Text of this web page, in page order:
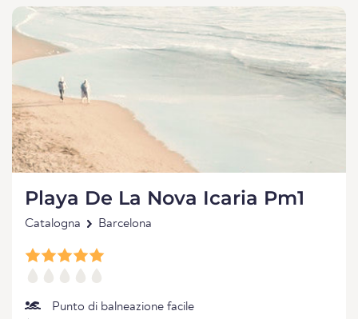
Playa De La Nova Icaria Pm1
Catalogna Barcelona
Punto di balneazione facile